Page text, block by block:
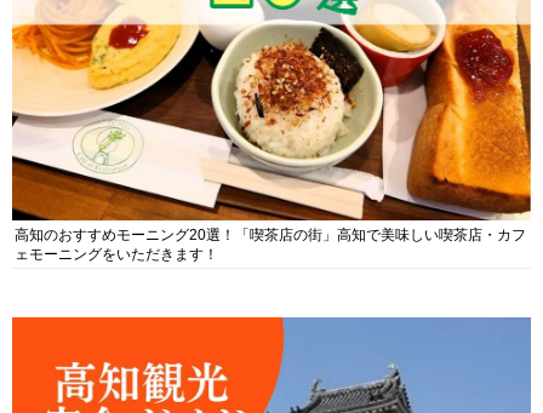
高知のおすすめモーニング20選！「喫茶店の街」高知で美味しい喫茶店・カフ
ェモーニングをいただきます！